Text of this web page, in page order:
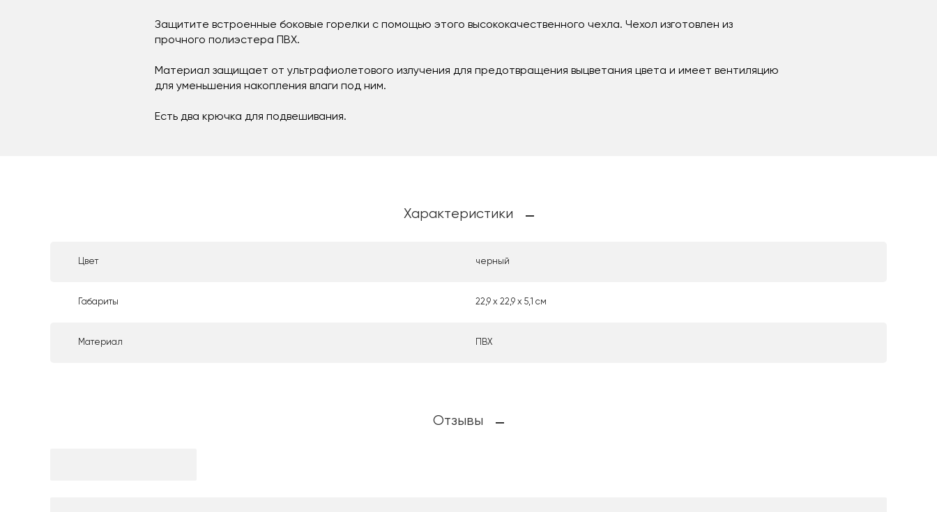
Защитите встроенные боковые горелки с помощью этого высококачественного чехла. Чехол изготовлен из
прочного полиэстера ПВХ.
Материал защищает от ультрафиолетового излучения для предотвращения выцветания цвета и имеет вентиляцию
для уменьшения накопления влаги под ним.
Есть два крючка для подвешивания.
Характеристики
Цвет черный
Габариты 22,9 х 22,9 х 5,1 см
Материал ПВХ
Отзывы